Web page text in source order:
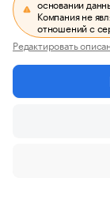
основании
Компания не
отношений с
Редактировать